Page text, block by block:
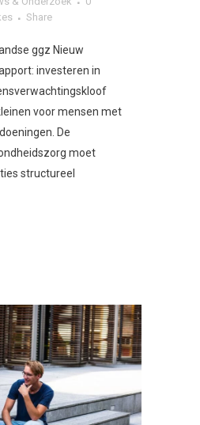
Share
ggz Nieuw
investeren in
voor mensen met
De
moet
structureel